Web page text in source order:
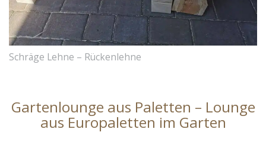
Schräge Lehne – Rückenlehne
Gartenlounge aus Paletten – Lounge
aus Europaletten im Garten